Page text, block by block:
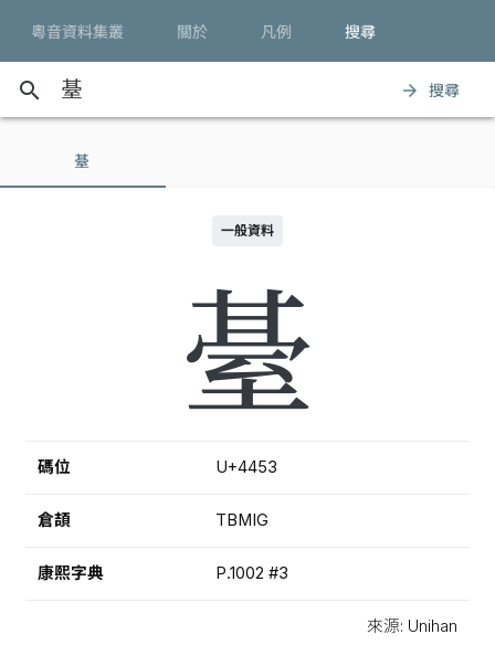
粵音資料集叢 關於 凡例 搜尋
search arrow_forward 搜尋
䑓
一般資料
䑓
碼位 U+4453
倉頡 TBMIG
康熙字典 P.1002 #3
來源: Unihan